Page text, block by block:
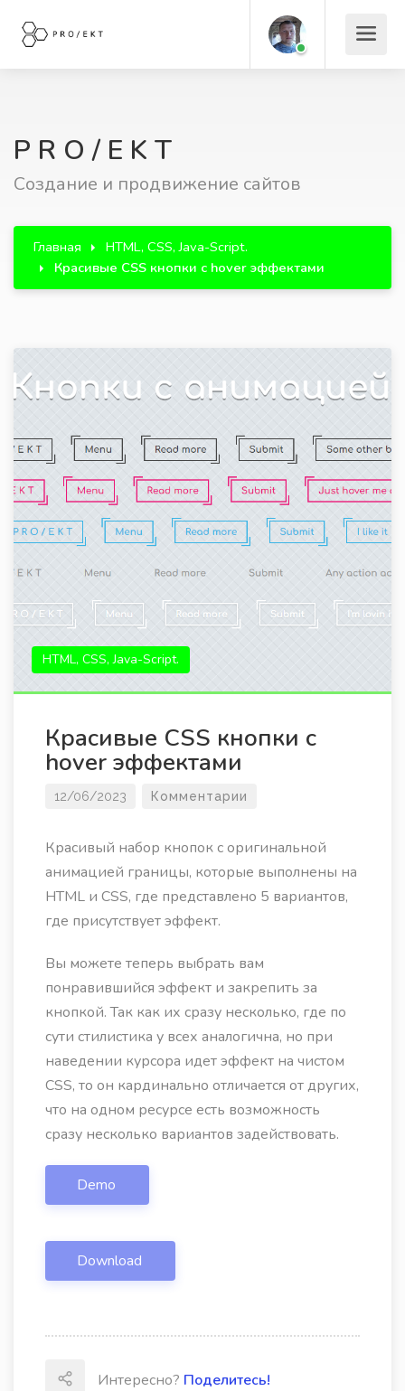
P R O / E K T
Создание и продвижение сайтов
Главная
HTML, CSS, Java-Script.
Красивые CSS кнопки с hover эффектами
HTML, CSS, Java-Script.
Красивые CSS кнопки с
hover эффектами
12/06/2023 Комментарии
Красивый набор кнопок с оригинальной
анимацией границы, которые выполнены на
HTML и CSS, где представлено 5 вариантов,
где присутствует эффект.
Вы можете теперь выбрать вам
понравившийся эффект и закрепить за
кнопкой. Так как их сразу несколько, где по
сути стилистика у всех аналогична, но при
наведении курсора идет эффект на чистом
CSS, то он кардинально отличается от других,
что на одном ресурсе есть возможность
сразу несколько вариантов задействовать.
Demo
Download
Интересно? Поделитесь!